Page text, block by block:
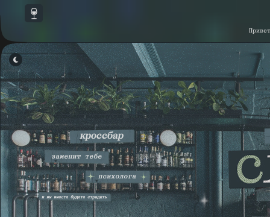
НАСТРОЙКА СКРИПТОВ ▾
КАСТОМНЫЕ СКРИПТЫ ▾
СКРИПТЫ ФОРУМА
ССЫЛКИ В НАВИГАЦИИ ФОРУМА ▾
СОХРАНИТЬ ПО УМОЛЧАНИЮ